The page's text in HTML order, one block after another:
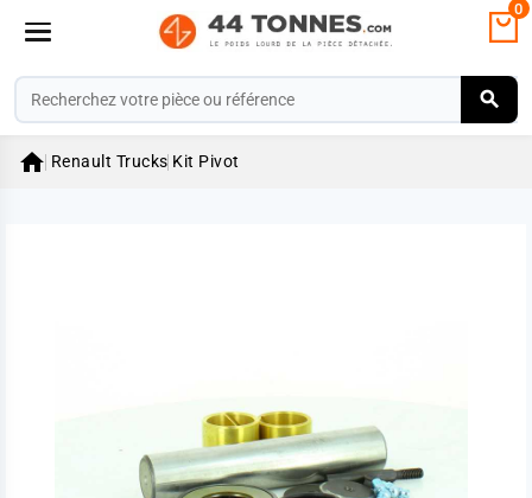
0
 Renault Trucks Kit Pivot